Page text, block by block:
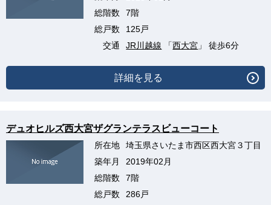
総階数
7階
総戸数
125戸
交通
JR川越線 「西大宮 」 徒歩6分
詳細を見る
デュオヒルズ西大宮ザグランテラスビューコート
所在地
埼玉県さいたま市西区西大宮３丁目
築年月
2019年02月
総階数
7階
総戸数
286戸